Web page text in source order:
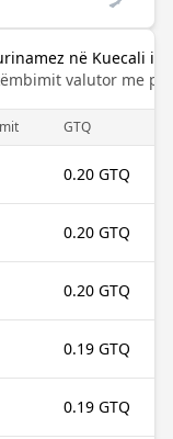
në Kuecali i
valutor me
GTQ
0.20 GTQ
0.20 GTQ
0.20 GTQ
0.19 GTQ
0.19 GTQ